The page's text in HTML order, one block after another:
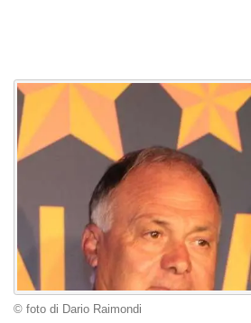
© foto di Dario Raimondi